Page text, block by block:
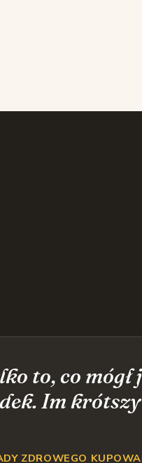
to, co mógł
Im krótszy
ZDROWEGO